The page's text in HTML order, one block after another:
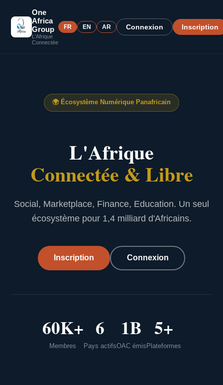
One
Africa
Group
L'Afrique
Connectée
FR EN AR Connexion Inscription
🌍 Écosystème Numérique Panafricain
L'Afrique
Connectée & Libre
Social, Marketplace, Finance, Education. Un seul
écosystème pour 1,4 milliard d'Africains.
Inscription Connexion
60K+
Membres
6
Pays actifs
1B
OAC émis
5+
Plateformes